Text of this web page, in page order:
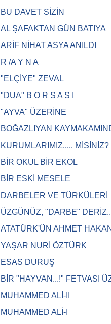
BU DAVET SİZİN
AL ŞAFAKTAN GÜN BATIYA
ARİF NİHAT ASYA ANILDI
R /A Y N A
"ELÇİYE" ZEVAL
"DUA" B O R S A S I
"AYVA" ÜZERİNE
BOĞAZLIYAN
KURUMLARIMIZ..... MİSİNİZ?
BİR OKUL BİR EKOL
BİR ESKİ MESELE
DARBELER VE TÜRKÜLERİ
ÜZGÜNÜZ, "DARBE"
ATATÜRK'ÜN AHMET
YAŞAR NURİ ÖZTÜRK
ESAS DURUŞ
BİR "HAYVAN...!" FETVASI
MUHAMMED ALİ-II
MUHAMMED ALİ-I